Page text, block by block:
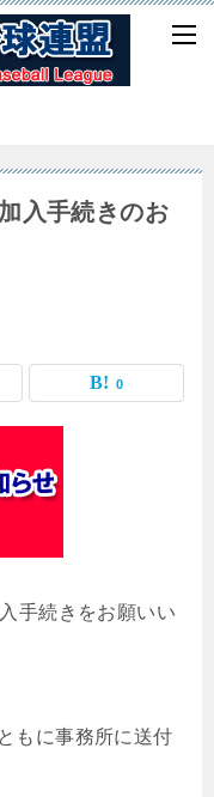
入手続きのお
0
手続きをお願いい
もに事務所に送付